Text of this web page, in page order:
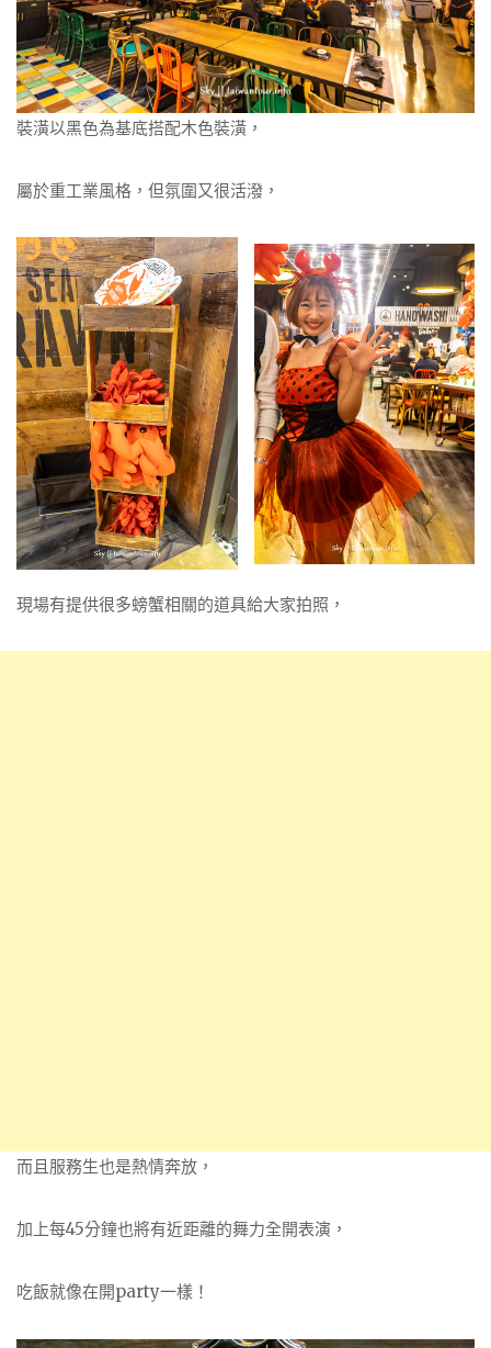
裝潢以黑色為基底搭配木色裝潢，
屬於重工業風格，但氛圍又很活潑，
現場有提供很多螃蟹相關的道具給大家拍照，
而且服務生也是熱情奔放，
加上每45分鐘也將有近距離的舞力全開表演，
吃飯就像在開party一樣！